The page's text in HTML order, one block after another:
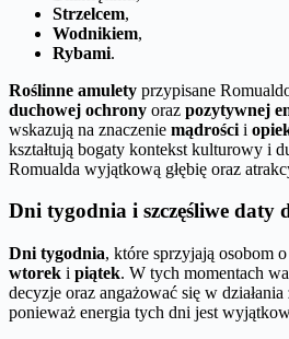
Strzelcem,
Wodnikiem,
Rybami.
Roślinne amulety przypisane
duchowej ochrony oraz pozytywnej
wskazują na znaczenie mądrości i
kształtują bogaty kontekst kulturowy i
Romualda wyjątkową głębię oraz
Dni tygodnia i szczęśliwe daty
Dni tygodnia, które sprzyjają osobom
wtorek i piątek. W tych momentach
decyzje oraz angażować się w
ponieważ energia tych dni jest